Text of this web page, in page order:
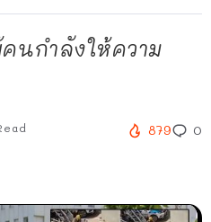
นกำลังให้ความ
879 0